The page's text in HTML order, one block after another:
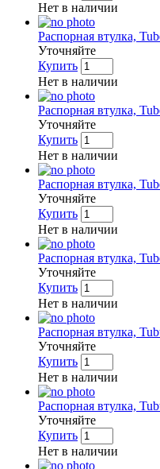
Нет в наличии
Распорная втулка,
Уточняйте
Купить
Нет в наличии
Распорная втулка,
Уточняйте
Купить
Нет в наличии
Распорная втулка,
Уточняйте
Купить
Нет в наличии
Распорная втулка,
Уточняйте
Купить
Нет в наличии
Распорная втулка,
Уточняйте
Купить
Нет в наличии
Распорная втулка,
Уточняйте
Купить
Нет в наличии